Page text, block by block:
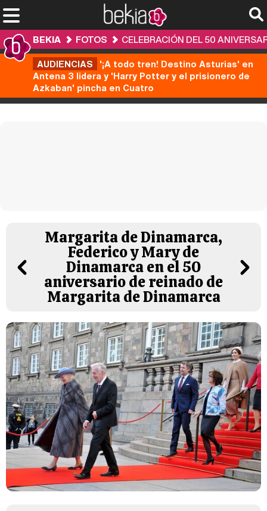
BEKIA FOTOS
CELEBRACIÓN DEL 50
AUDIENCIAS '¡A todo tren! Destino Asturias' en
Antena 3 lidera y 'Harry Potter y el prisionero de
Azkaban' pincha en Cuatro
Margarita de Dinamarca,
Federico y Mary de
Dinamarca en el 50
aniversario de reinado de
Margarita de Dinamarca